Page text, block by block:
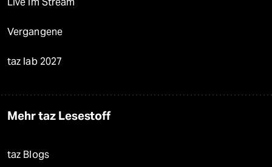
Vergangene
taz lab 2027
Mehr taz Lesestoff
taz Blogs